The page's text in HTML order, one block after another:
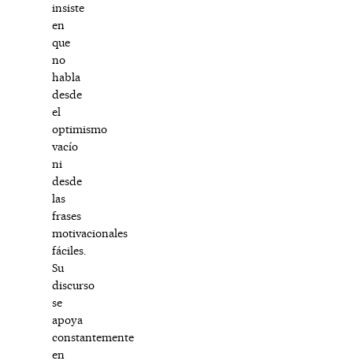
insiste
en
que
no
habla
desde
el
optimismo
vacío
ni
desde
las
frases
motivacionales
fáciles.
Su
discurso
se
apoya
constantemente
en